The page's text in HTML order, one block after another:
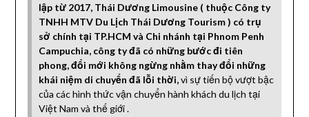
lập từ 2017, Thái Dương Limousine ( thuộc Công ty
TNHH MTV Du Lịch Thái Dương Tourism ) có trụ
sở chính tại TP.HCM và Chi nhánh tại Phnom Penh
Campuchia, công ty đã có những bước đi tiên
phong, đổi mới không ngừng nhằm thay đổi những
khái niệm di chuyển đã lỗi thời,vì sự tiến bộ vượt bậc
của các hình thức vận chuyển hành khách du lịch tại
Việt Nam và thế giới .